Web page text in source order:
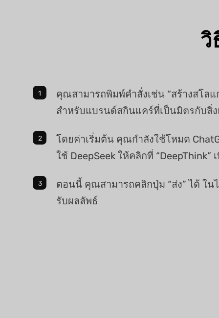
วิ
คุณสามารถพิมพ์คำสั่งเช่น “สร้างสโล
สำหรับแบรนด์สกินแคร์ที่เป็นมิตรกับสิ่
โดยค่าเริ่มต้น คุณกำลังใช้โหมด
ใช้ DeepSeek ให้คลิกที่ “DeepThink”
ตอนนี้ คุณสามารถคลิกปุ่ม “ส่ง” ได้ ใ
รับผลลัพธ์